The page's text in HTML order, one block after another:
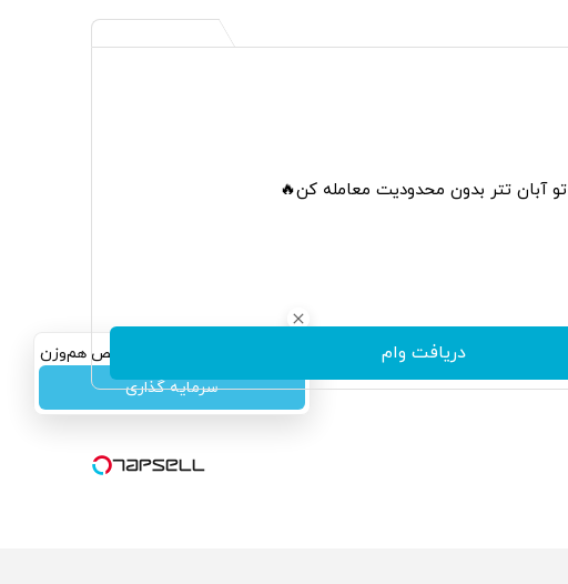
سرمایه‌گذاری همسنگ با شاخص هم‌وزن
سرمایه گذاری
تو آبان تتر بدون محدودیت معامله کن🔥
دریافت وام